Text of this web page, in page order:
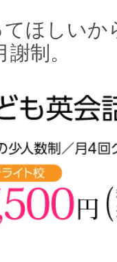
ほしいか
制。